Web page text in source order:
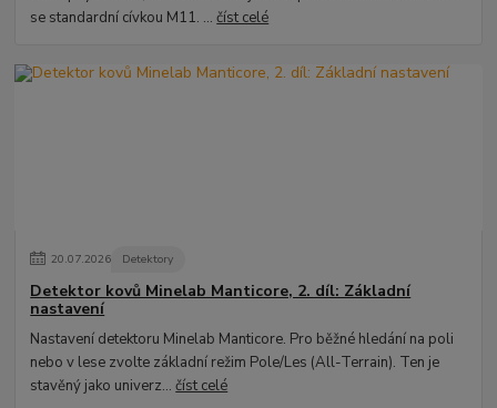
se standardní cívkou M11. ...číst celé
20.07.2026 Detektory
Detektor kovů Minelab Manticore, 2. díl: Základní
nastavení
Nastavení detektoru Minelab Manticore. Pro běžné hledání na poli
nebo v lese zvolte základní režim Pole/Les (All-Terrain). Ten je
stavěný jako univerz...číst celé